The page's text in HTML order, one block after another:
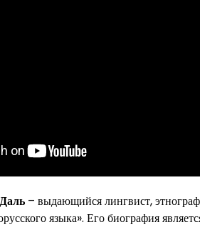
– выдающийся лингвист,
языка». Его биография